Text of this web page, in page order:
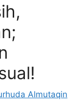
Almutaqin